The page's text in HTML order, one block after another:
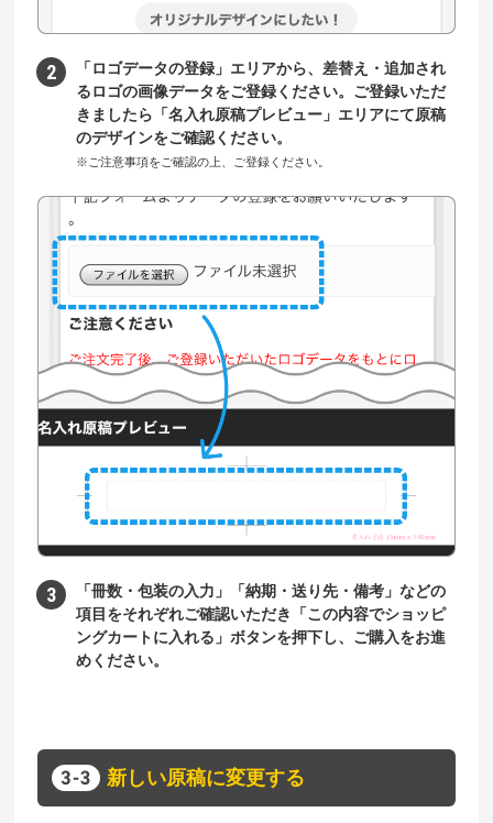
「ロゴデータの登録」エリアから、差替え・追加され
るロゴの画像データをご登録ください。ご登録いただ
きましたら「名入れ原稿プレビュー」エリアにて原稿
のデザインをご確認ください。
※ご注意事項をご確認の上、ご登録ください。
「冊数・包装の入力」「納期・送り先・備考」などの
項目をそれぞれご確認いただき「この内容でショッピ
ングカートに入れる」ボタンを押下し、ご購入をお進
めください。
新しい原稿に変更する